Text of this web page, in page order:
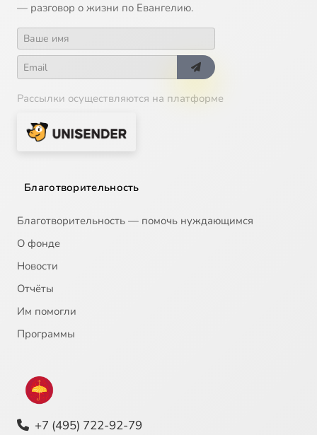
— разговор о жизни по Евангелию.
Рассылки осуществляются на платформе
Благотворительность
Благотворительность — помочь нуждающимся
О фонде
Новости
Отчёты
Им помогли
Программы
+7 (495) 722-92-79